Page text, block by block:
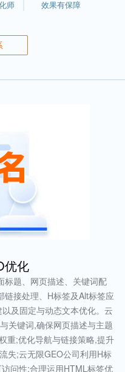
师 效果有保障
优化
标题、网页描述、关键词配
接处理、H标签及Alt标签应
及固定与动态文本优化。云
关键词,确保网页描述与主题
重;优化导航与链接策略,提升
失;云无限GEO公司利用H标
问性;合理运用HTML标签优